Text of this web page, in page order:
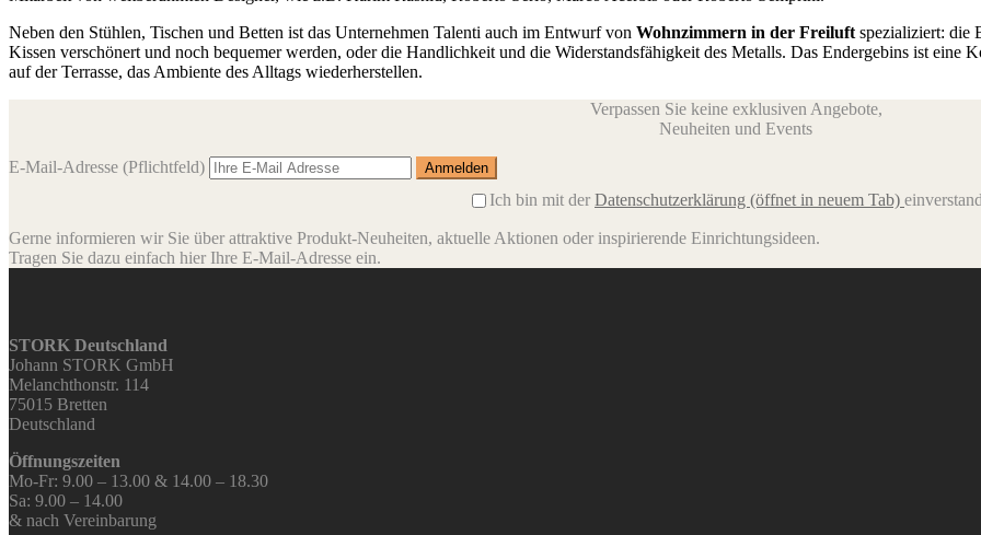
Neben den Stühlen, Tischen und Betten ist das Unternehmen Talenti auch im Entwurf von Wohnzimmern in der Freiluft spezializiert: die
Kissen verschönert und noch bequemer werden, oder die Handlichkeit und die Widerstandsfähigkeit des Metalls. Das Endergebins ist
auf der Terrasse, das Ambiente des Alltags wiederherstellen.
Verpassen Sie keine exklusiven Angebote,
Neuheiten und Events
E-Mail-Adresse (Pflichtfeld)
Ich bin mit der Datenschutzerklärung (öffnet in neuem Tab)
Gerne informieren wir Sie über attraktive Produkt-Neuheiten, aktuelle Aktionen oder inspirierende Einrichtungsideen.
Tragen Sie dazu einfach hier Ihre E-Mail-Adresse ein.
STORK Deutschland
Johann STORK GmbH
Melanchthonstr. 114
75015 Bretten
Deutschland
Öffnungszeiten
Mo-Fr: 9.00 – 13.00 & 14.00 – 18.30
Sa: 9.00 – 14.00
& nach Vereinbarung